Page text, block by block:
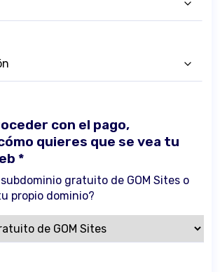
con el pago,
quieres que se vea tu
*
gratuito de GOM Sites o
propio dominio?